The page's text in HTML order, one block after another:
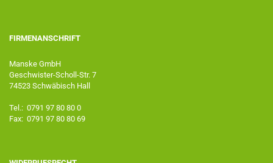
FIRMENANSCHRIFT
Manske GmbH
Geschwister-Scholl-Str. 7
74523 Schwäbisch Hall
Tel.: 0791 97 80 80 0
Fax: 0791 97 80 80 69